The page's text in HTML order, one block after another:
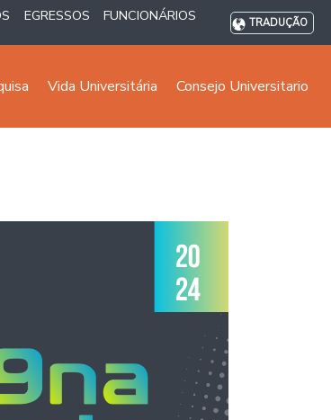
EGRESSOS FUNCIONÁRIOS TRADUÇÃO
Vida Universitária Consejo Universitario